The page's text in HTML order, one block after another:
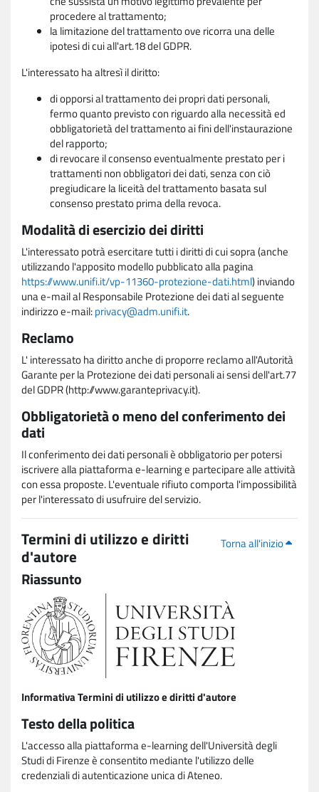
procedere al trattamento;
la limitazione del trattamento ove ricorra una delle
ipotesi di cui all'art.18 del GDPR.
L'interessato ha altresì il diritto:
di opporsi al trattamento dei propri dati personali,
fermo quanto previsto con riguardo alla necessità ed
obbligatorietà del trattamento ai fini dell'instaurazione
del rapporto;
di revocare il consenso eventualmente prestato per i
trattamenti non obbligatori dei dati, senza con ciò
pregiudicare la liceità del trattamento basata sul
consenso prestato prima della revoca.
Modalità di esercizio dei diritti
L'interessato potrà esercitare tutti i diritti di cui sopra (anche
utilizzando l'apposito modello pubblicato alla pagina
https://www.unifi.it/vp-11360-protezione-dati.html) inviando
una e-mail al Responsabile Protezione dei dati al seguente
indirizzo e-mail:privacy@adm.unifi.it.
Reclamo
L' interessato ha diritto anche di proporre reclamo all'Autorità
Garante per la Protezione dei dati personali ai sensi dell'art.77
del GDPR (http://www.garanteprivacy.it).
Obbligatorietà o meno del conferimento dei
dati
Il conferimento dei dati personali è obbligatorio per potersi
iscrivere alla piattaforma e-learning e partecipare alle attività
con essa proposte. L'eventuale rifiuto comporta l'impossibilità
per l'interessato di usufruire del servizio.
Torna all'inizio
Termini di utilizzo e diritti
d'autore
Riassunto
Informativa Termini di utilizzo e diritti d'autore
Testo della politica
L'accesso alla piattaforma e-learning dell'Università degli
Studi di Firenze è consentito mediante l'utilizzo delle
credenziali di autenticazione unica di Ateneo.